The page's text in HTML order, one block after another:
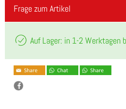
Frage zum Artikel
Auf Lager: in 1-2 Werktagen